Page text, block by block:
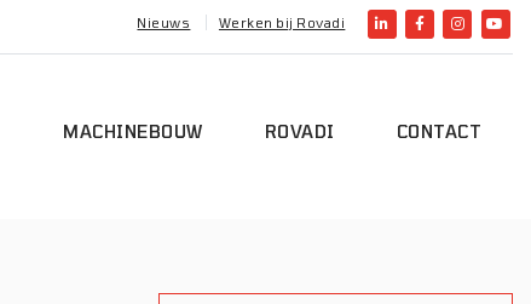
Nieuws Werken bij Rovadi
MACHINEBOUW ROVADI CONTACT